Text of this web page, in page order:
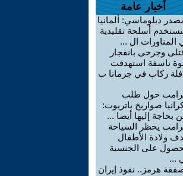
أخبار عامة
دبلوماسي: ألمانيا
أسلحة تقليدية
المناورات ال ...
وجرحى بانفجار
ناسفة استهدفت
ركاب في جرمانا ب
حول طلب
صواريخ باتريوت:
بحاجة إليها أيضا ...
يحظر السياحة
ولادة الأطفال
على الجنسية
...
هرمز.. نفوذ إيران